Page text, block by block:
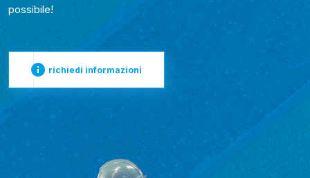
possibile!
richiedi informazioni